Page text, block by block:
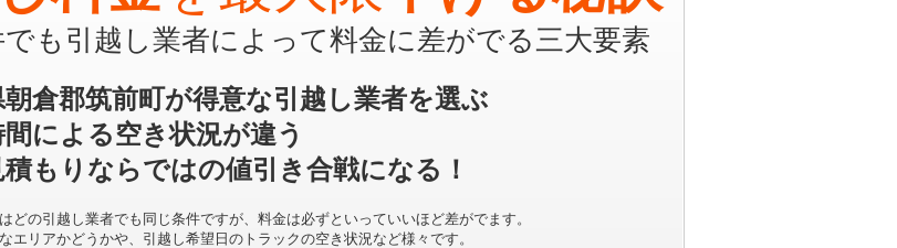
でも引越し業者によって料金に差がでる三大要素
倉郡筑前町が得意な引越し業者を選ぶ
間による空き状況が違う
もりならではの値引き合戦になる！
どの引越し業者でも同じ条件ですが、料金は必ずといっていいほど差がでます。
エリアかどうかや、引越し希望日のトラックの空き状況など様々です。